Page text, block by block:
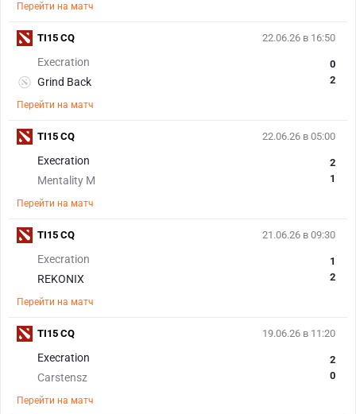
Перейти на матч
22.06.26 в 16:50
Execration
Grind Back
0
2
Перейти на матч
TI15 CQ
22.06.26 в 05:00
Execration
Mentality M
2
1
Перейти на матч
TI15 CQ
21.06.26 в 09:30
Execration
REKONIX
1
2
Перейти на матч
TI15 CQ
19.06.26 в 11:20
Execration
Carstensz
2
0
Перейти на матч
TI15 CQ